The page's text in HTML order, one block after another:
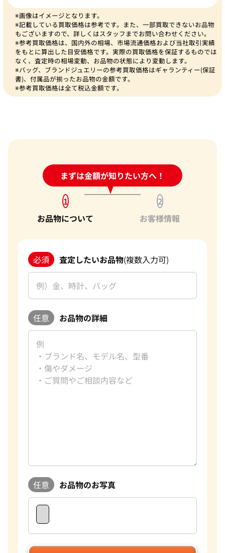
※画像はイメージとなります。
※記載している買取価格は参考です。また、一部買取できないお品物
もございますので、詳しくはスタッフまでお問い合わせください。
※参考買取価格は、国内外の相場、市場流通価格および当社取引実績
をもとに算出した目安価格です。実際の買取価格を保証するものでは
なく、査定時の相場変動、お品物の状態により変動します。
※バッグ、ブランドジュエリーの参考買取価格はギャランティー(保証
書)、付属品が揃ったお品物の金額です。
※参考買取価格は全て税込金額です。
まずは金額が知りたい方へ！
24時間受付中!問い合わせフォーム
1
お品物について
2
お客様情報
必須 査定したいお品物(複数入力可)
任意 お品物の詳細
任意 お品物のお写真